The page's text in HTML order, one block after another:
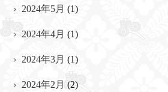
2024年5月 (1)
2024年4月 (1)
2024年3月 (1)
2024年2月 (2)